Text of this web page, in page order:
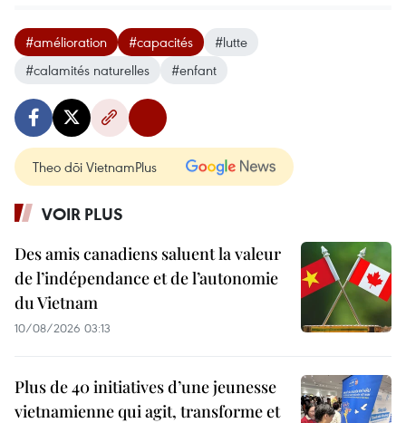
#amélioration #capacités
#lutte
#calamités naturelles
#enfant
Theo dõi VietnamPlus
VOIR PLUS
Des amis canadiens saluent la valeur
de l’indépendance et de l’autonomie
du Vietnam
10/08/2026 03:13
Plus de 40 initiatives d’une jeunesse
vietnamienne qui agit, transforme et